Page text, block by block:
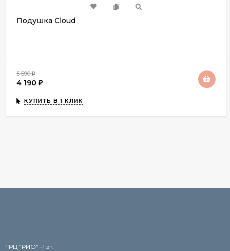
Подушка Cloud
5 590₽
4 190 ₽
КУПИТЬ В 1 КЛИК
TРЦ "РИО" -1 эт.